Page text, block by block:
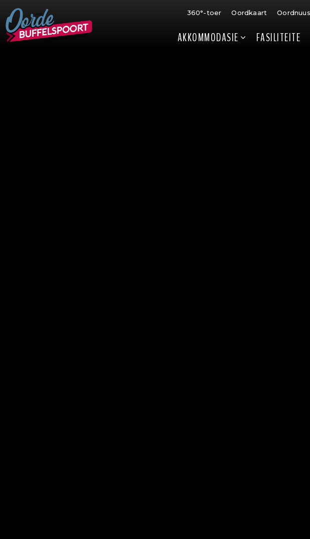
AKKOMMODASIE FASILITEITE
360°-toer Oordkaart Oordnuus